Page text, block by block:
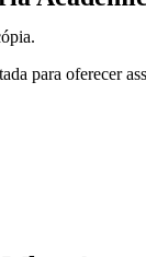
para oferecer